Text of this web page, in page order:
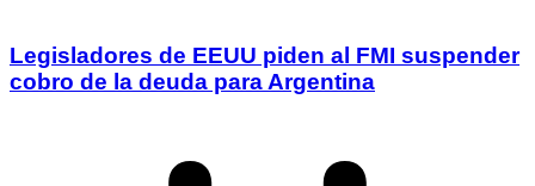
Legisladores de EEUU piden al FMI suspender
cobro de la deuda para Argentina